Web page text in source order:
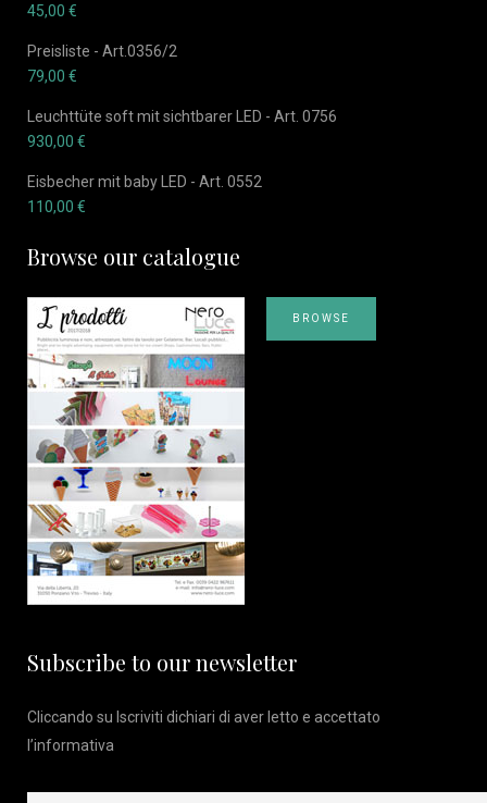
45,00 €
Preisliste - Art.0356/2
79,00 €
Leuchttüte soft mit sichtbarer LED - Art. 0756
930,00 €
Eisbecher mit baby LED - Art. 0552
110,00 €
Browse our catalogue
BROWSE
Subscribe to our newsletter
Cliccando su Iscriviti dichiari di aver letto e accettato
l’informativa